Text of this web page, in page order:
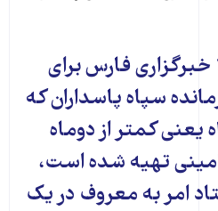
در بولتن شماره ۱۱ خبرگزاری فارس برای
سپاه پاسداران که
۳۰ تیرماه یعنی کمتر از دوماه
تهیه شده است،
امر به معروف در یک